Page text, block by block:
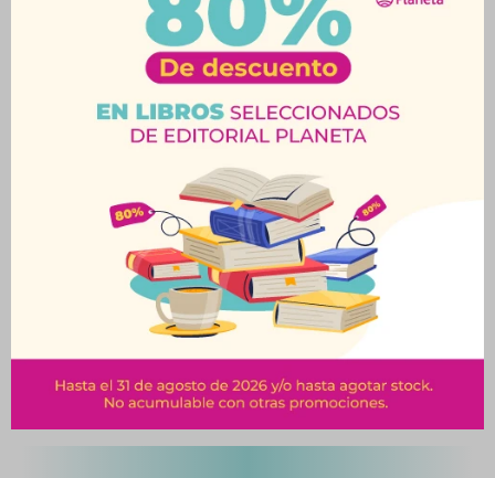
Toalla Karsten Otto
360 49X70 Rosa
239
Toalla Karsten Unika
500 48x80 Blanca
$ 461